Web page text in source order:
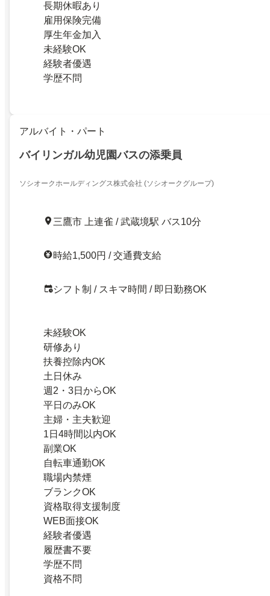
長期休暇あり
雇用保険完備
厚生年金加入
未経験OK
経験者優遇
学歴不問
アルバイト・パート
バイリンガル幼児園バスの添乗員
ソシオークホールディングス株式会社 (ソシオークグループ)
三鷹市 上連雀 / 武蔵境駅 バス10分
時給1,500円 / 交通費支給
シフト制 / スキマ時間 / 即日勤務OK
未経験OK
研修あり
扶養控除内OK
土日休み
週2・3日からOK
平日のみOK
主婦・主夫歓迎
1日4時間以内OK
副業OK
自転車通勤OK
職場内禁煙
ブランクOK
資格取得支援制度
WEB面接OK
経験者優遇
履歴書不要
学歴不問
資格不問